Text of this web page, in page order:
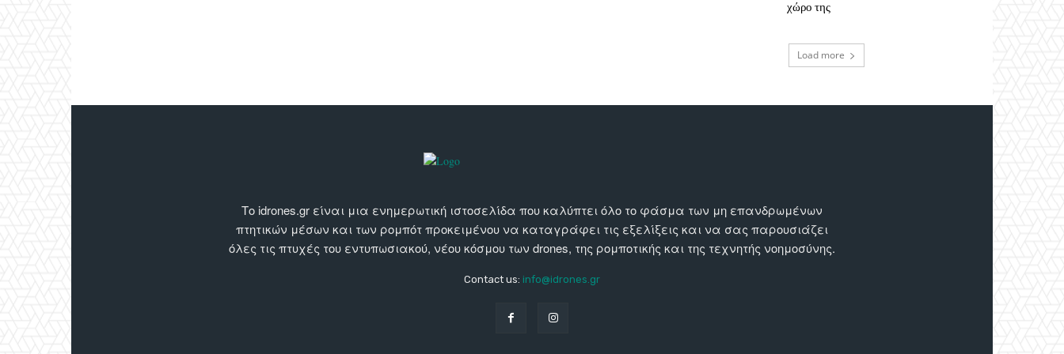
χώρο της
Load more
Το idrones.gr είναι μια ενημερωτική ιστοσελίδα που καλύπτει όλο το φάσμα των μη επανδρωμένων
πτητικών μέσων και των ρομπότ προκειμένου να καταγράφει τις εξελίξεις και να σας παρουσιάζει
όλες τις πτυχές του εντυπωσιακού, νέου κόσμου των drones, της ρομποτικής και της τεχνητής νοημοσύνης.
Contact us: info@idrones.gr